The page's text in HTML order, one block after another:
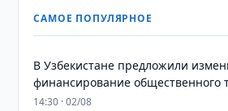
САМОЕ ПОПУЛЯРНОЕ
В Узбекистане предложили
финансирование общественного
14:30 · 02/08